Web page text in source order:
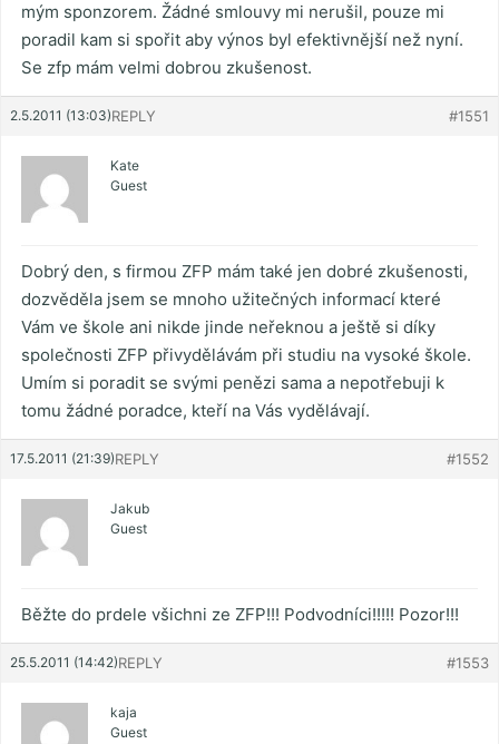
mým sponzorem. Žádné smlouvy mi nerušil, pouze mi
poradil kam si spořit aby výnos byl efektivnější než nyní.
Se zfp mám velmi dobrou zkušenost.
2.5.2011 (13:03) #1551
REPLY
Kate
Guest
Dobrý den, s firmou ZFP mám také jen dobré zkušenosti,
dozvěděla jsem se mnoho užitečných informací které
Vám ve škole ani nikde jinde neřeknou a ještě si díky
společnosti ZFP přivydělávám při studiu na vysoké škole.
Umím si poradit se svými penězi sama a nepotřebuji k
tomu žádné poradce, kteří na Vás vydělávají.
17.5.2011 (21:39) #1552
REPLY
Jakub
Guest
Běžte do prdele všichni ze ZFP!!! Podvodníci!!!!! Pozor!!!
25.5.2011 (14:42) #1553
REPLY
kaja
Guest